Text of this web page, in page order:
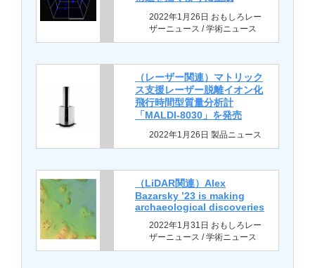
2022年1月26日 おもしろレー
ザーニュース / 学術ニュース
（レーザー関連）マトリック
ス支援レーザー脱離イオン化
飛行時間型質量分析計
「MALDI-8030」を発売
2022年1月26日 製品ニュース
（LiDAR関連）Alex
Bazarsky ’23 is making
archaeological discoveries
2022年1月31日 おもしろレー
ザーニュース / 学術ニュース